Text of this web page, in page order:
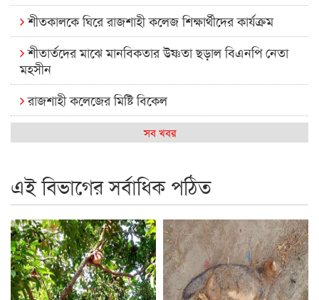
শীতকালকে ঘিরে রাজশাহী কলেজ শিক্ষার্থীদের কার্যক্রম
শীতার্তদের মাঝে মানবিকতার উষ্ণতা ছড়াল বিএনপি নেতা
মহসীন
রাজশাহী কলেজের মিষ্টি বিকেল
কেমন আছে আমাদের দেশের মধ্যবিত্তরা
রাজশাইন একাডেমির ফল প্রকাশ ও পুরস্কার বিতরণ
রাজশাহী কলেজের শিক্ষার্থী শাখাওয়াত পেলেন স্টার এক্সিলেন্স
অ্যাওয়ার্ড
বিশ্ব নদী বিবস উপলক্ষে নদী সুরক্ষায় নাওযাত্রা
সব খবর
এই বিভাগের সর্বাধিক পঠিত